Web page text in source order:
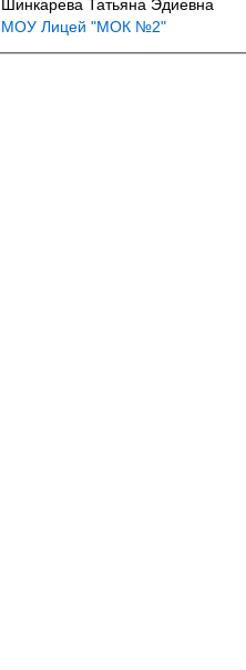
Шинкарева Татьяна Эдиевна
МОУ Лицей "МОК №2"